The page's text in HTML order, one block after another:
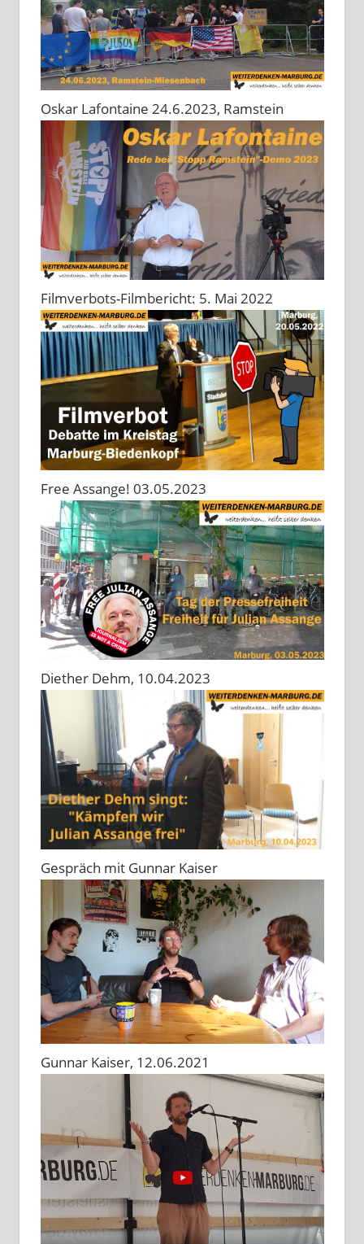
Oskar Lafontaine 24.6.2023, Ramstein
Filmverbots-Filmbericht: 5. Mai 2022
Free Assange! 03.05.2023
Diether Dehm, 10.04.2023
Gespräch mit Gunnar Kaiser
Gunnar Kaiser, 12.06.2021